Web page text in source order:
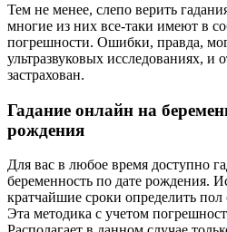
Тем не менее, слепо верить
многие из них все-таки имеют в
погрешности. Ошибки, правда,
ультразвуковых исследованиях, и
застрахован.
Гадание онлайн на
рождения
Для вас в любое время доступно
беременность по дате рождения.
кратчайшие сроки определить
Эта методика с учетом